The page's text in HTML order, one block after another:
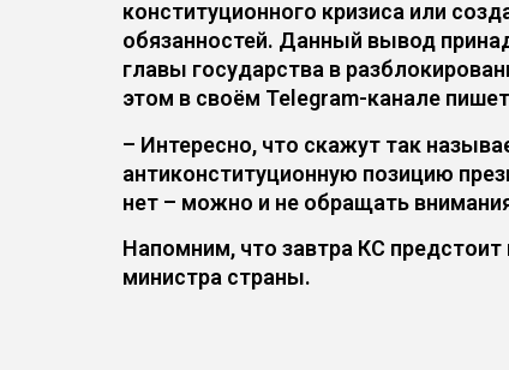
конституционного кризиса или
обязанностей. Данный вывод
главы государства в
этом в своём Telegram-канале
– Интересно, что скажут так
антиконституционную позицию
нет – можно и не обращать
Напомним, что завтра КС
министра страны.